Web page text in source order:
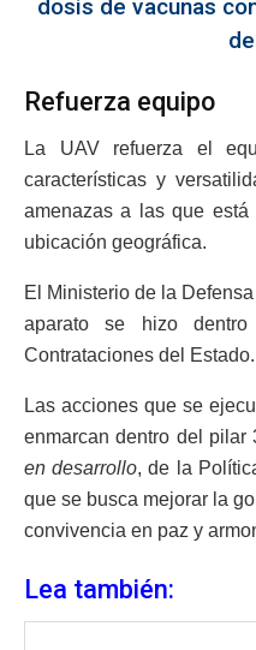
dosis de vacunas
Refuerza equipo
La UAV refuerza el
características y
amenazas a las que
ubicación geográfica.
El Ministerio de la
aparato se hizo
Contrataciones del Estado.
Las acciones que se
enmarcan dentro del pilar
en desarrollo, de la
que se busca mejorar la
convivencia en paz y
Lea también: